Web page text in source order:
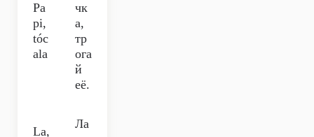
Pa
pi,
tóc
ala
чк
а,
тр
ога
й
её.
La,
Ла